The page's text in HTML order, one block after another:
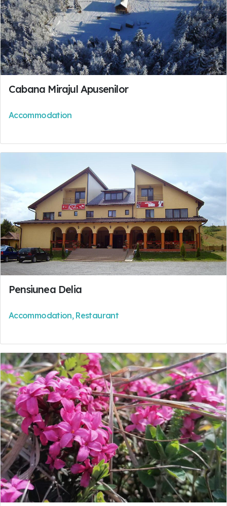
Cabana Mirajul Apusenilor
Accommodation
Pensiunea Delia
Accommodation, Restaurant